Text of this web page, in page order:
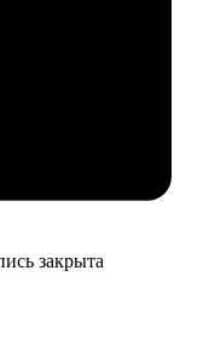
закрыта